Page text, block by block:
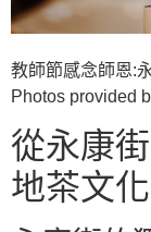
教師節感念師恩:
Photos provided
從永康
地茶文